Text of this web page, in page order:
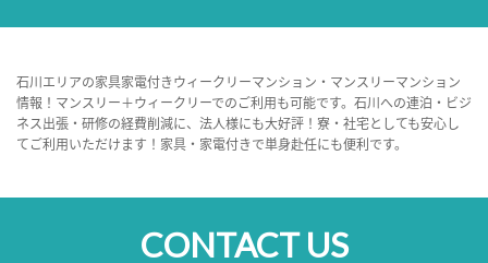
石川エリアの家具家電付きウィークリーマンション・マンスリーマンション
情報！マンスリー＋ウィークリーでのご利用も可能です。石川への連泊・ビジ
ネス出張・研修の経費削減に、法人様にも大好評！寮・社宅としても安心し
てご利用いただけます！家具・家電付きで単身赴任にも便利です。
CONTACT US